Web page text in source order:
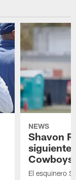
NEWS
Shavon
siguiente
Cowboys
El esquinero